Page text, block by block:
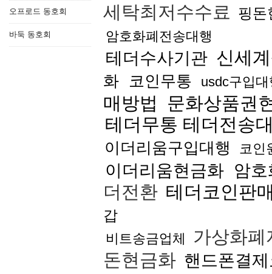
오프로드 동호회
바둑 동호회
세탁최저수수료
핑돈
암호화폐전송대행
테더수사기관 신세
화 코인무통 usdc구입대
매방법
문화상품권
테더무통 테더전송
이더리움구입대행 코인
이더리움현금화 암
더전환 테더코인판
갑
비트송금업체
가상화
돈현금화 핸드폰결